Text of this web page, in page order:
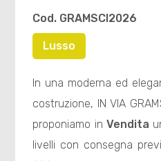
Cod. GRAMSCI2026
Lusso
In una moderna ed
costruzione, IN VIA
proponiamo in Vendita
livelli con consegna